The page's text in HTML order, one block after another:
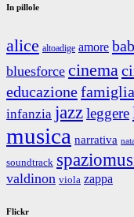
In pillole
alice altoadige amore
bluesforce cinema
educazionefamiglia
infanzia jazzleggere
musica narrativa
soundtrack
valdinon viola zappa
Flickr